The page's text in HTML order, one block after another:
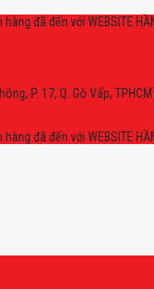
đã đến với WEBSITE
P. 17, Q. Gò Vấp, TPHCM
đã đến với WEBSITE